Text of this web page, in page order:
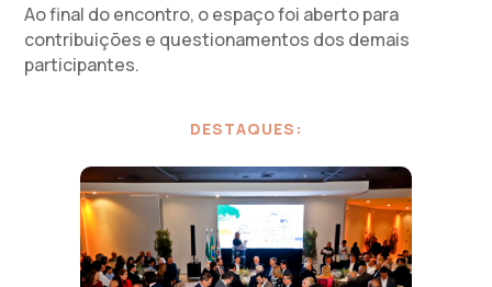
Ao final do encontro, o espaço foi aberto para
contribuições e questionamentos dos demais
participantes.
DESTAQUES: